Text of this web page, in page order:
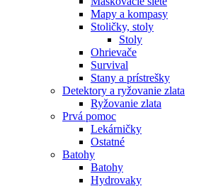
Mapy a kompasy
Stoličky, stoly
Stoly
Ohrievače
Survival
Stany a prístrešky
Detektory a ryžovanie zlata
Ryžovanie zlata
Prvá pomoc
Lekárničky
Ostatné
Batohy
Batohy
Hydrovaky